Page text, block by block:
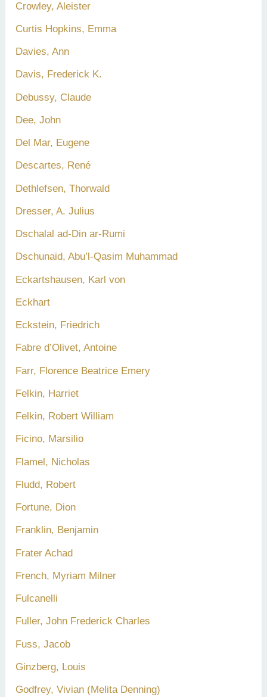
Crowley, Aleister
Curtis Hopkins, Emma
Davies, Ann
Davis, Frederick K.
Debussy, Claude
Dee, John
Del Mar, Eugene
Descartes, René
Dethlefsen, Thorwald
Dresser, A. Julius
Dschalal ad-Din ar-Rumi
Dschunaid, Abu’l-Qasim Muhammad
Eckartshausen, Karl von
Eckhart
Eckstein, Friedrich
Fabre d’Olivet, Antoine
Farr, Florence Beatrice Emery
Felkin, Harriet
Felkin, Robert William
Ficino, Marsilio
Flamel, Nicholas
Fludd, Robert
Fortune, Dion
Franklin, Benjamin
Frater Achad
French, Myriam Milner
Fulcanelli
Fuller, John Frederick Charles
Fuss, Jacob
Ginzberg, Louis
Godfrey, Vivian (Melita Denning)